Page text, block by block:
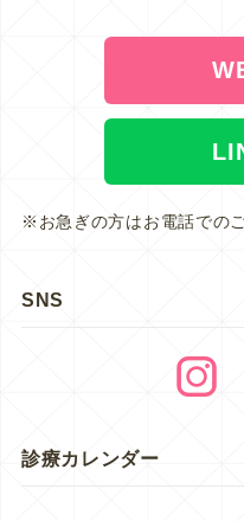
※お急ぎの方はお電話での
SNS
診療カレンダー